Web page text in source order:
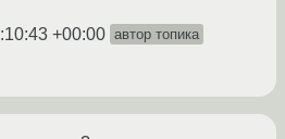
+00:00 автор топика